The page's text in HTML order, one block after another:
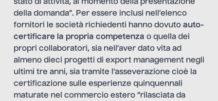
stato di attività, al momento della presentazione
della domanda”. Per essere inclusi nell’elenco
fornitori le società richiedenti hanno dovuto auto-
certificare la propria competenza o quella dei
propri collaboratori, sia nell’aver dato vita ad
almeno dieci progetti di export management negli
ultimi tre anni, sia tramite l’asseverazione cioè la
certificazione sulle esperienze quinquennali
maturate nel commercio estero “rilasciata da